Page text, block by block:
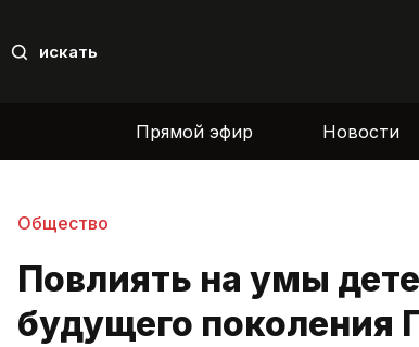
искать
Прямой эфир Новости
Общество
Повлиять на умы
будущего поколения